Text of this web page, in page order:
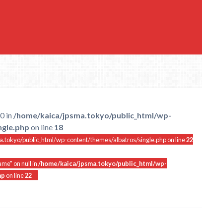
in /home/kaica/jpsma.tokyo/public_html/wp-
on line 18
public_html/wp-content/themes/albatros/single.php on line22
on null in /home/kaica/jpsma.tokyo/public_html/wp-
on line22